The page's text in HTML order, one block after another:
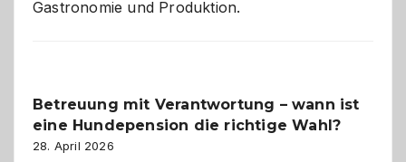
Gastronomie und Produktion.
Betreuung mit Verantwortung – wann ist
eine Hundepension die richtige Wahl?
28. April 2026